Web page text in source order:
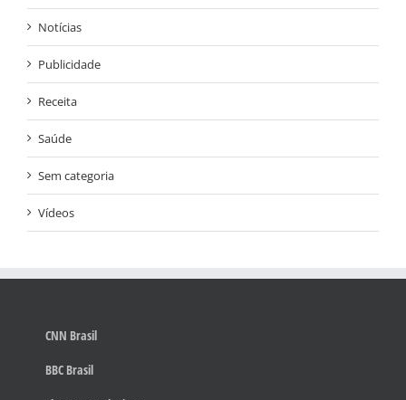
Notícias
Publicidade
Receita
Saúde
Sem categoria
Vídeos
CNN Brasil
BBC Brasil